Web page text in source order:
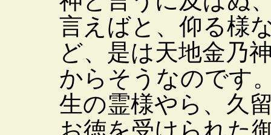
言えばと、仰る様
ど、是は天地金乃
からそうなのです
生の霊様やら、久
お徳を受けられた